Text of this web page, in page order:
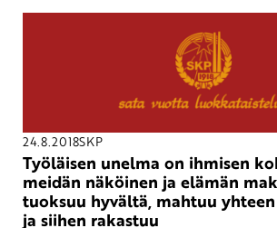
24.8.2018SKP
Työläisen unelma on ihmisen
meidän näköinen ja elämän
tuoksuu hyvältä, mahtuu
ja siihen rakastuu